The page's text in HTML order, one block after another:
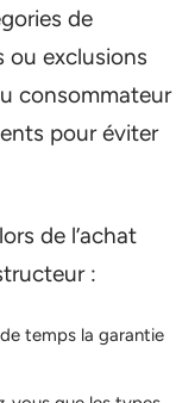
de
ou exclusions
consommateur
pour éviter
de l’achat
:
temps la garantie